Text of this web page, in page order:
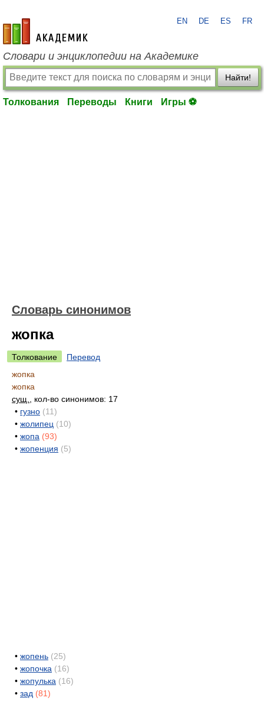
academic.ru
EN DE ES FR
Словари и энциклопедии на Академике
Найти!
Толкования Переводы Книги Игры ⚽
Словарь синонимов
жопка
Толкование
Перевод
жопка
жопка
сущ.
, кол-во синонимов: 17
• гузно (11)
• жолипец (10)
• жопа (93)
• жопенция (5)
• жопень (25)
• жопочка (16)
• жопулька (16)
• зад (81)